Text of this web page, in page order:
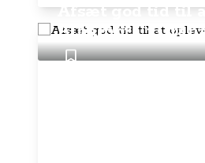
Afsæt god tid til
Alhambra i